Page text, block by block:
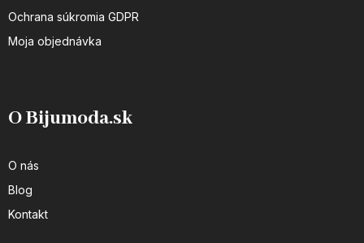
Ochrana súkromia GDPR
Moja objednávka
O Bijumoda.sk
O nás
Blog
Kontakt